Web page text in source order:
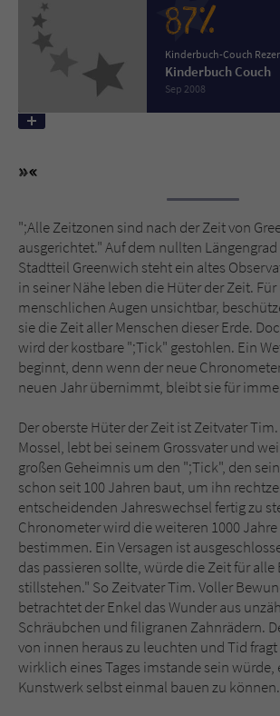
87%
Kinderbuch-Couch
Kinderbuch Couch
Sep 2008
";Alle Zeitzonen sind nach der Zeit von
ausgerichtet." Auf dem nullten
Stadtteil Greenwich steht ein altes
in seiner Nähe leben die Hüter der Zeit.
menschlichen Augen unsichtbar,
sie die Zeit aller Menschen dieser Erde.
wird der kostbare ";Tick" gestohlen. Ein
beginnt, denn wenn der neue
neuen Jahr übernimmt, bleibt sie für
Der oberste Hüter der Zeit ist Zeitvater
Mossel, lebt bei seinem Grossvater und
großen Geheimnis um den ";Tick", den
schon seit 100 Jahren baut, um ihn
entscheidenden Jahreswechsel fertig zu
Chronometer wird die weiteren 1000
bestimmen. Ein Versagen ist
das passieren sollte, würde die Zeit für
stillstehen." So Zeitvater Tim. Voller
betrachtet der Enkel das Wunder aus
Schräubchen und filigranen Zahnrädern.
von innen heraus zu leuchten und Tid
wirklich eines Tages imstande sein würde,
Kunstwerk selbst einmal bauen zu können.
Name
Literatur-Couch Medien GmbH
Laufzeit
Name fe_typo_user
Anbieter Literatur-Couch Medien
Laufzeit Session
Zweck
Dieses Cookie gewährleistet
Kommunikation der
Benutzer. Es wird benötigt um
überprüfen.